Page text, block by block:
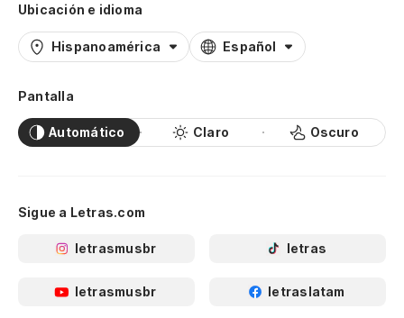
Ubicación e idioma
Hispanoamérica Español
Pantalla
Automático Claro Oscuro
Sigue a Letras.com
letrasmusbr letras
letrasmusbr letraslatam